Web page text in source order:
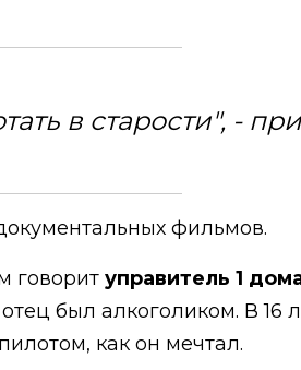
в старости", -
фильмов.
говорит управитель 1
был алкоголиком. В 16
как он мечтал.